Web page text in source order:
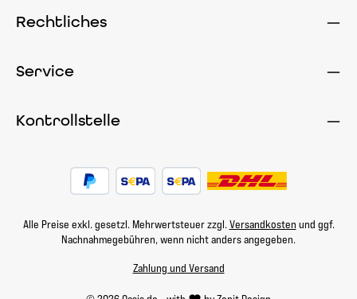
Rechtliches
Service
Kontrollstelle
Alle Preise exkl. gesetzl. Mehrwertsteuer zzgl. Versandkosten und ggf.
Nachnahmegebühren, wenn nicht anders angegeben.
Zahlung und Versand